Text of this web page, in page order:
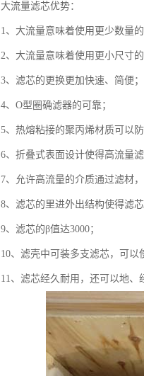
大流量滤芯优势：
1、大流量意味着使用更少数量
2、大流量意味着使用更小尺寸
3、滤芯的更换更加快速、简便；
4、O型圈确滤器的可靠；
5、热熔粘接的聚丙烯材质可以
6、折叠式表面设计使得高流量
7、允许高流量的介质通过滤材
8、滤芯的里进外出结构使得滤
9、滤芯的β值达3000；
10、滤壳中可装多支滤芯，可以
11、滤芯经久耐用，还可以地、